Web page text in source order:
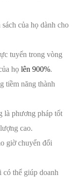
của họ dành cho
tuyến trong vòng
họ lên 900%.
tiềm năng thành
là phương pháp tốt
cao.
giờ chuyển đổi
có thể giúp doanh